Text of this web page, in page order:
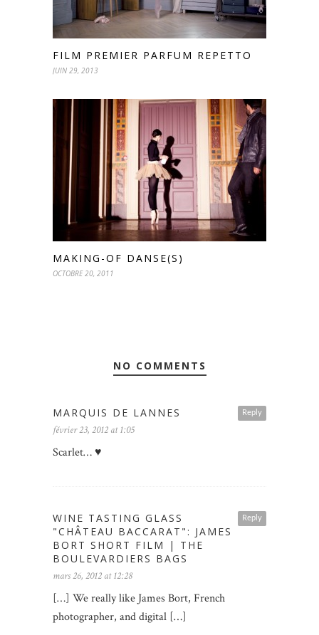
FILM PREMIER PARFUM REPETTO
JUIN 29, 2013
MAKING-OF DANSE(S)
OCTOBRE 20, 2011
NO COMMENTS
Reply
MARQUIS DE LANNES
février 23, 2012 at 1:05
Scarlet… ♥
Reply
WINE TASTING GLASS
"CHÂTEAU BACCARAT": JAMES
BORT SHORT FILM | THE
BOULEVARDIERS BAGS
mars 26, 2012 at 12:28
[…] We really like James Bort, French
photographer, and digital […]